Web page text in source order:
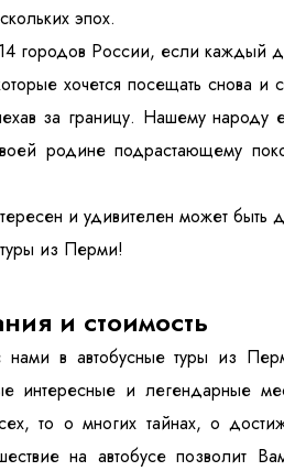
эпох.
городов России, если каждый
хочется посещать снова и
за границу. Нашему народу
родине подрастающему
и удивителен может
из Перми!
и стоимость
нами в автобусные туры из
и легендарные
то о многих тайнах, о
на автобусе позволит